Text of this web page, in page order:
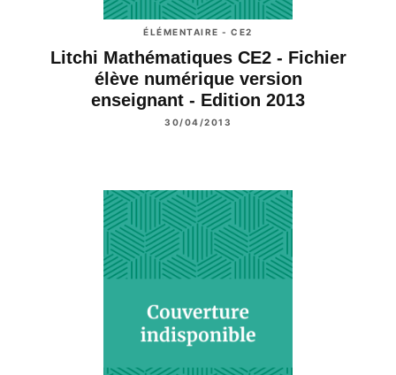
ÉLÉMENTAIRE - CE2
Litchi Mathématiques CE2 - Fichier
élève numérique version
enseignant - Edition 2013
30/04/2013